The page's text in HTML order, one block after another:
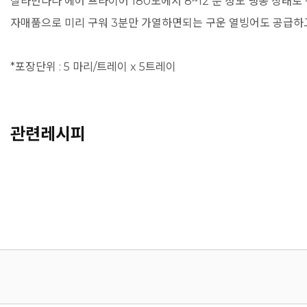
자매품으로 미리 구워 3분만 가열하면되는 구운 열빙어도 공급하
*포장단위 : 5 마리/트레이 x 5트레이
관련레시피